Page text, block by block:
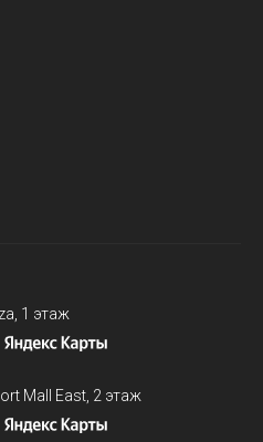
1 этаж
Mall East, 2 этаж